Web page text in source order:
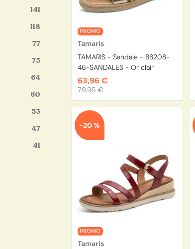
141
118
77
75
64
60
53
47
41
PROMO
Tamaris
TAMARIS - Sandale - 88208-
46-SANDALES - Or clair
63,96 €
79,95 €
PROMO
Tamaris
-20 %